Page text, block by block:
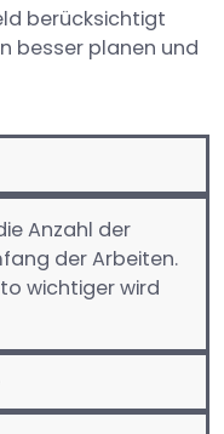
berücksichtigt
besser planen und
Anzahl der
der Arbeiten.
wichtiger wird